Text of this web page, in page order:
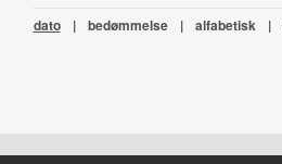
dato | bedømmelse | alfabetisk |